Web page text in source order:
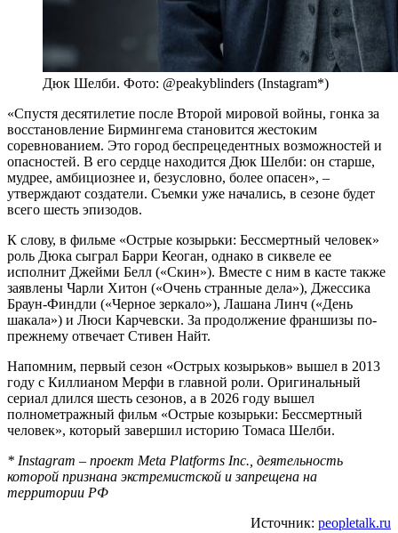
Дюк Шелби. Фото: @peakyblinders (Instagram*)
«Спустя десятилетие после Второй мировой войны, гонка за
восстановление Бирмингема становится жестоким
соревнованием. Это город беспрецедентных возможностей и
опасностей. В его сердце находится Дюк Шелби: он старше,
мудрее, амбициознее и, безусловно, более опасен», –
утверждают создатели. Съемки уже начались, в сезоне будет
всего шесть эпизодов.
К слову, в фильме «Острые козырьки: Бессмертный человек»
роль Дюка сыграл Барри Кеоган, однако в сиквеле ее
исполнит Джейми Белл («Скин»). Вместе с ним в касте также
заявлены Чарли Хитон («Очень странные дела»), Джессика
Браун-Финдли («Черное зеркало»), Лашана Линч («День
шакала») и Люси Карчевски. За продолжение франшизы по-
прежнему отвечает Стивен Найт.
Напомним, первый сезон «Острых козырьков» вышел в 2013
году с Киллианом Мерфи в главной роли. Оригинальный
сериал длился шесть сезонов, а в 2026 году вышел
полнометражный фильм «Острые козырьки: Бессмертный
человек», который завершил историю Томаса Шелби.
* Instagram – проект Meta Platforms Inc., деятельность
которой признана экстремистской и запрещена на
территории РФ
Источник: peopletalk.ru